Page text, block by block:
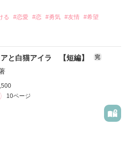
品を読む
る #恋愛 #恋 #勇気 #友情 #希望
られた
と白猫アイラ 【短編】 完
10ページ